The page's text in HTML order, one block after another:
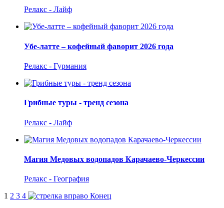
Релакс - Лайф
Убе-латте – кофейный фаворит 2026 года
Релакс - Гурмания
Грибные туры - тренд сезона
Релакс - Лайф
Магия Медовых водопадов Карачаево-Черкессии
Релакс - География
1 2 3 4
Конец